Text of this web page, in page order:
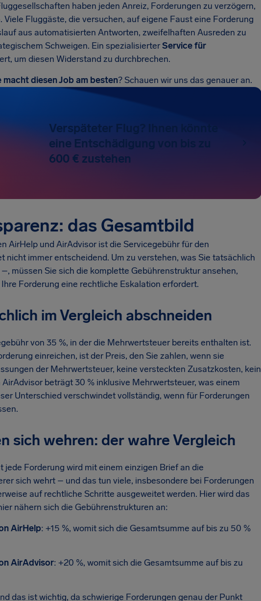
haben jeden Anreiz, Forderungen zu verzögern,
Fluggäste, die versuchen, auf eigene Faust eine Forderung
aus automatisierten Antworten, zweifelhaften Ausreden zu
Schweigen. Ein spezialisierterService für
um diesen Widerstand zu durchbrechen.
macht diesen Job am besten? Schauen wir uns das genauer an.
Verspäteter Flug? Ihnen könnte
eine Entschädigung von bis zu
600 € zustehen
das Gesamtbild
AirHelp und AirAdvisor ist die Servicegebühr für den
immer entscheidend. Um zu verstehen, was Sie tatsächlich
müssen Sie sich die komplette Gebührenstruktur ansehen,
Forderung eine rechtliche Eskalation erfordert.
im Vergleich abschneiden
von 35 %, in der die Mehrwertsteuer bereits enthalten ist.
einreichen, ist der Preis, den Sie zahlen, wenn sie
der Mehrwertsteuer, keine versteckten Zusatzkosten, kein
beträgt 30 % inklusive Mehrwertsteuer, was einem
Unterschied verschwindet vollständig, wenn für Forderungen
sich wehren: der wahre Vergleich
Forderung wird mit einem einzigen Brief an die
sich wehrt – und das tun viele, insbesondere bei Forderungen
auf rechtliche Schritte ausgeweitet werden. Hier wird das
nähern sich die Gebührenstrukturen an:
AirHelp: +15 %, womit sich die Gesamtsumme auf bis zu 50 %
AirAdvisor: +20 %, womit sich die Gesamtsumme auf bis zu
das ist wichtig, da schwierige Forderungen genau der Punkt